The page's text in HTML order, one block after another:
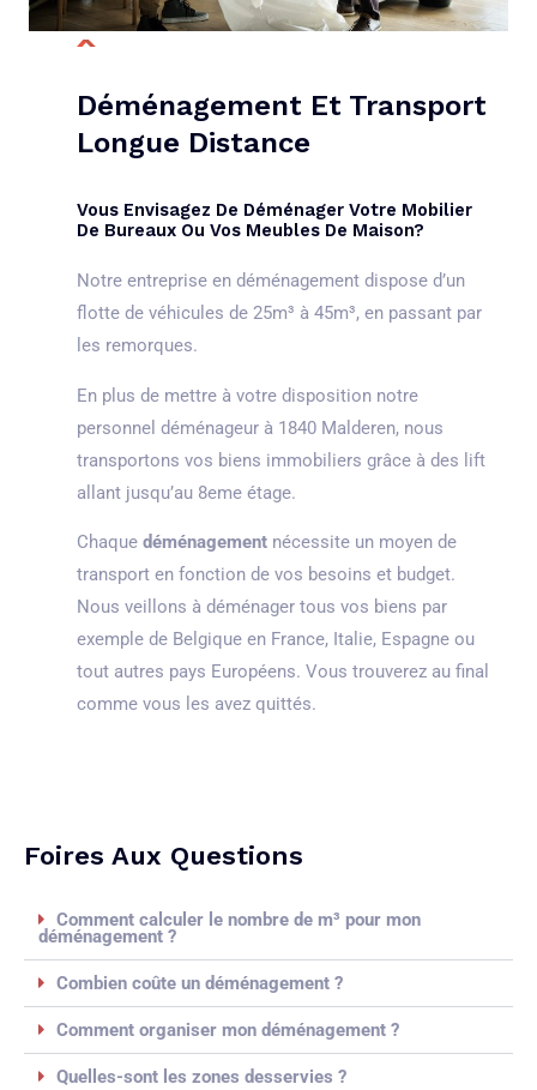
Déménagement Et Transport
Longue Distance
Vous Envisagez De Déménager Votre Mobilier
De Bureaux Ou Vos Meubles De Maison?
Notre entreprise en déménagement dispose d’un
flotte de véhicules de 25m³ à 45m³, en passant par
les remorques.
En plus de mettre à votre disposition notre
personnel déménageur à 1840 Malderen, nous
transportons vos biens immobiliers grâce à des lift
allant jusqu’au 8eme étage.
Chaque déménagement nécessite un moyen de
transport en fonction de vos besoins et budget.
Nous veillons à déménager tous vos biens par
exemple de Belgique en France, Italie, Espagne ou
tout autres pays Européens. Vous trouverez au final
comme vous les avez quittés.
Foires Aux Questions
Comment calculer le nombre de m³ pour mon
déménagement ?
Combien coûte un déménagement ?
Comment organiser mon déménagement ?
Quelles-sont les zones desservies ?